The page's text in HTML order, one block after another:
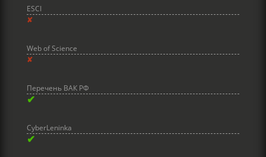
ESCI
✘
Web of Science
✘
Перечень ВАК РФ
✔
CyberLeninka
✔